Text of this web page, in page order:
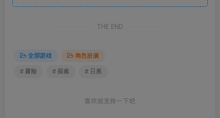
THE END
全部游戏 角色扮演
# 冒险 # 探索 # 日系
喜欢就支持一下吧